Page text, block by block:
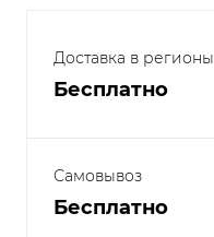
Доставка в регионы
Бесплатно
Самовывоз
Бесплатно